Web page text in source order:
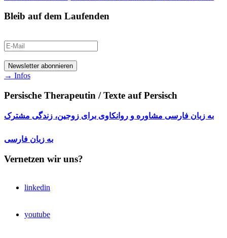
Bleib auf dem Laufenden
→ Infos
Persische Therapeutin / Texte auf Persisch
به زبان فارسی مشاوره و روانکاوی برای زوجین، زندگی مشترک
به زبان فارسی
Vernetzen wir uns?
linkedin
youtube